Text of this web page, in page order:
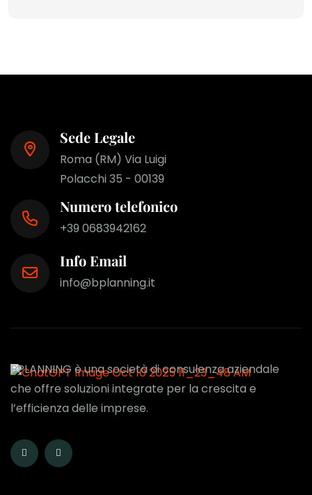
Sede Legale
Roma (RM) Via Luigi
Polacchi 35 - 00139
Numero telefonico
+39 0683942162
Info Email
info@bplanning.it
BPLANNING è una società di consulenza aziendale
che offre soluzioni integrate per la crescita e
l’efficienza delle imprese.